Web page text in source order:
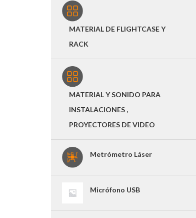
MATERIAL DE FLIGHTCASE Y
RACK
MATERIAL Y SONIDO PARA
INSTALACIONES ,
PROYECTORES DE VIDEO
Metrómetro Láser
Micrófono USB